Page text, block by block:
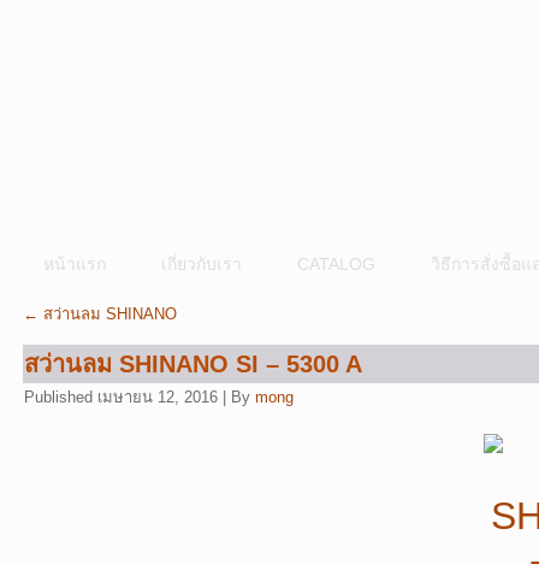
หน้าแรก เกี่ยวกับเรา CATALOG วิธีการสั่งซื้อแ
← สว่านลม SHINANO
สว่านลม SHINANO SI – 5300 A
Published เมษายน 12, 2016 By mong